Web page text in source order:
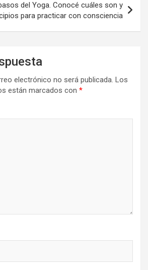
del Yoga. Conocé cuáles son y
para practicar con consciencia
electrónico no será publicada. Los
están marcados con *